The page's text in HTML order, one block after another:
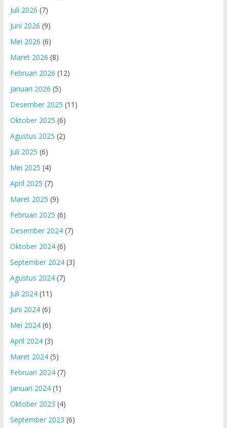
Juli 2026 (7)
Juni 2026 (9)
Mei 2026 (6)
Maret 2026 (8)
Februari 2026 (12)
Januari 2026 (5)
Desember 2025 (11)
Oktober 2025 (6)
Agustus 2025 (2)
Juli 2025 (6)
Mei 2025 (4)
April 2025 (7)
Maret 2025 (9)
Februari 2025 (6)
Desember 2024(7)
Oktober 2024(6)
September 2024(3)
Agustus 2024(7)
Juli 2024(11)
Juni 2024(6)
Mei 2024(6)
April 2024(3)
Maret 2024(5)
Februari 2024(7)
Januari 2024(1)
Oktober 2023 (4)
September 2023 (6)